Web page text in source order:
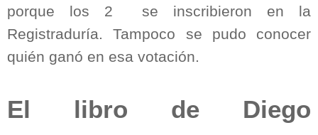
porque los 2
se inscribieron en la
Registraduría. Tampoco se pudo conocer
quién ganó en esa votación.
El libro de Diego